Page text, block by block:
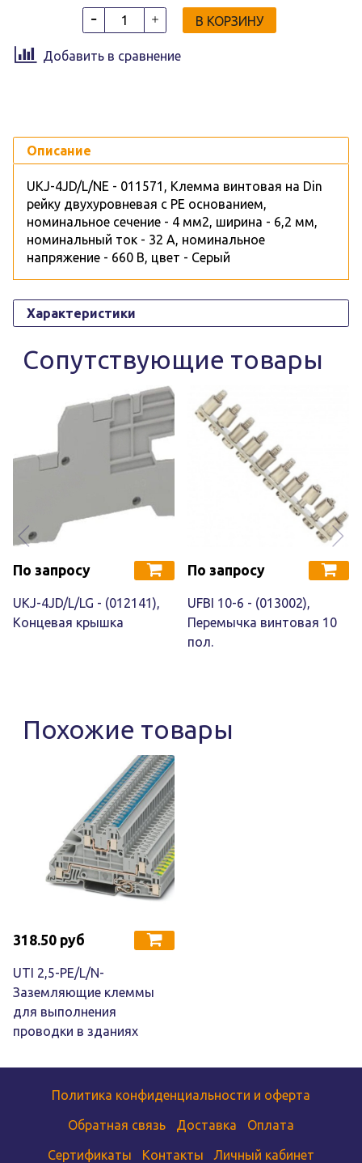
В КОРЗИНУ
Добавить в сравнение
Описание
UKJ-4JD/L/NE - 011571, Клемма винтовая на Din
рейку двухуровневая с PE основанием,
номинальное сечение - 4 мм2, ширина - 6,2 мм,
номинальный ток - 32 А, номинальное
напряжение - 660 В, цвет - Серый
Характеристики
Сопутствующие товары
По запросу
UKJ-4JD/L/LG - (012141),
Концевая крышка
По запросу
UFBI 10-6 - (013002),
Перемычка винтовая 10
пол.
Похожие товары
318.50 руб
UTI 2,5-PE/L/N-
Заземляющие клеммы
для выполнения
проводки в зданиях
Политика конфиденциальности и оферта
Обратная связь Доставка Оплата
Сертификаты Контакты Личный кабинет